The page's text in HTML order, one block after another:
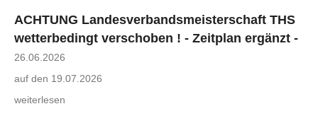
ACHTUNG Landesverbandsmeisterschaft THS
wetterbedingt verschoben ! - Zeitplan ergänzt -
26.06.2026
auf den 19.07.2026
weiterlesen